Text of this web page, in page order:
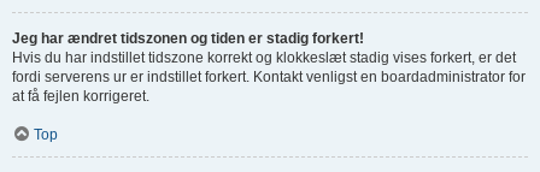
Jeg har ændret tidszonen og tiden er stadig forkert!
Hvis du har indstillet tidszone korrekt og klokkeslæt stadig vises forkert, er det
fordi serverens ur er indstillet forkert. Kontakt venligst en boardadministrator for
at få fejlen korrigeret.
Top